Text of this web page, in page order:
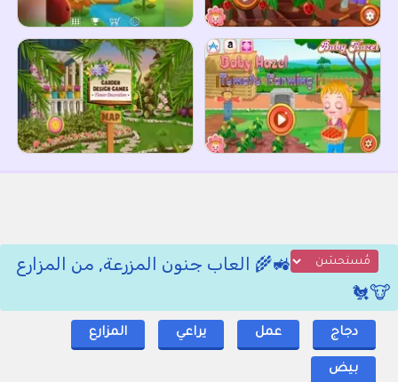
🚜🌾 العاب جنون المزرعة, من المزارع
🐮🐔
دجاج عمل يراعي المزارع
بيض